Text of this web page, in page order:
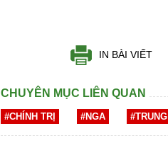
IN BÀI VIẾT
CHUYÊN MỤC LIÊN QUAN
#CHÍNH TRỊ #NGA